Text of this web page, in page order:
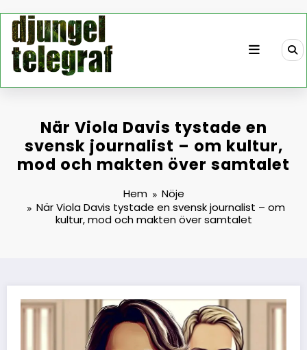
innehåll
När Viola Davis tystade en
svensk journalist – om kultur,
mod och makten över samtalet
Hem
Nöje
När Viola Davis tystade en svensk journalist – om
kultur, mod och makten över samtalet